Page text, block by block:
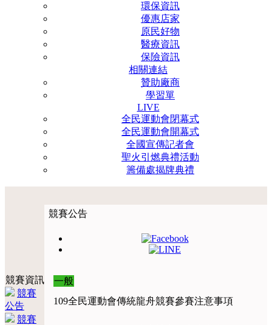
環保資訊
優惠店家
原民好物
醫療資訊
保險資訊
相關連結
贊助廠商
學習單
LIVE
全民運動會閉幕式
全民運動會開幕式
全國宣傳記者會
聖火引燃典禮活動
籌備處揭牌典禮
競賽資訊
競賽
公告
競賽
競賽公告
一般
109全民運動會傳統龍舟競賽參賽注意事項